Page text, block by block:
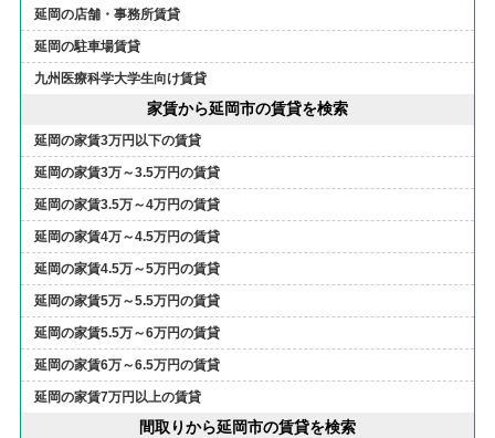
延岡の店舗・事務所賃貸
延岡の駐車場賃貸
九州医療科学大学生向け賃貸
家賃から延岡市の賃貸を検索
延岡の家賃3万円以下の賃貸
延岡の家賃3万～3.5万円の賃貸
延岡の家賃3.5万～4万円の賃貸
延岡の家賃4万～4.5万円の賃貸
延岡の家賃4.5万～5万円の賃貸
延岡の家賃5万～5.5万円の賃貸
延岡の家賃5.5万～6万円の賃貸
延岡の家賃6万～6.5万円の賃貸
延岡の家賃7万円以上の賃貸
間取りから延岡市の賃貸を検索